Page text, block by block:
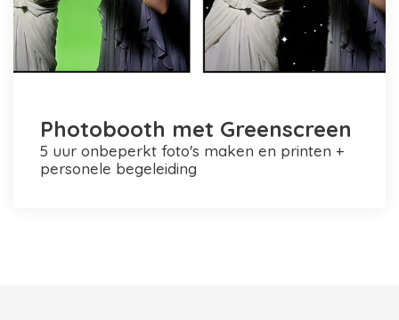
Photobooth met Greenscreen
5 uur onbeperkt foto's maken en printen +
personele begeleiding